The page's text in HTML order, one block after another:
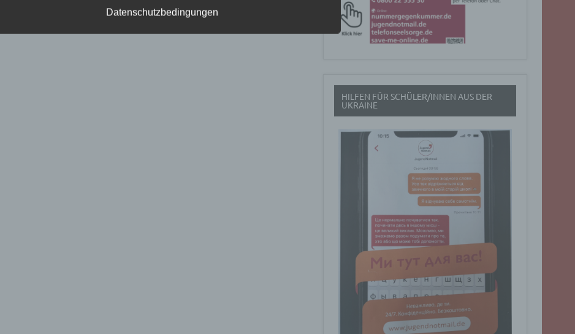
HILFEN FÜR SCHÜLER/INNEN AUS DER
UKRAINE
Für Integration und Darstellung von Videoinhalten nutzt unsere Website
Cherry Ave., San Bruno, CA 94066, USA.
Datenschutzbedingungen